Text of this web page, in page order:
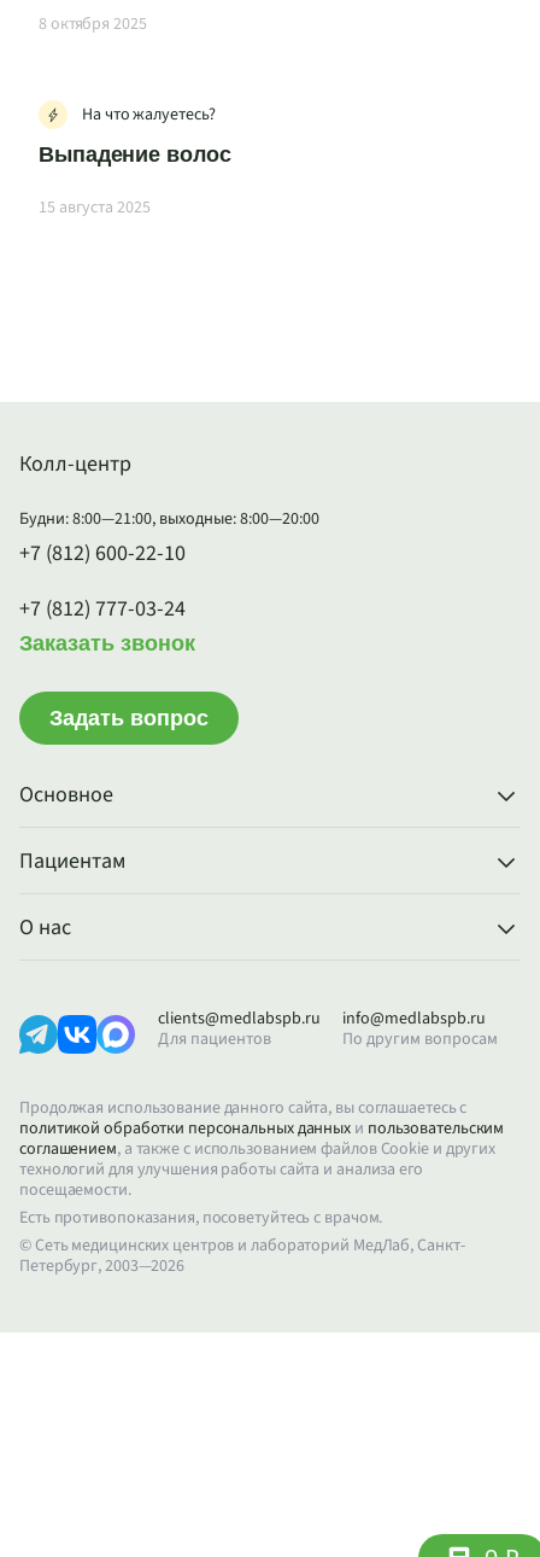
8 октября 2025
На что жалуетесь?
Выпадение волос
15 августа 2025
Основное
Пациентам
О нас
Колл-центр
Будни: 8:00—21:00, выходные: 8:00—20:00
+7 (812) 600-22-10
+7 (812) 777-03-24
Заказать звонок
Задать вопрос
Продолжая использование данного сайта, вы соглашаетесь с
политикой обработки персональных данных и пользовательским
соглашением, а также с использованием файлов Cookie и других
технологий для улучшения работы сайта и анализа его
посещаемости.
Есть противопоказания, посоветуйтесь с врачом.
© Сеть медицинских центров и лабораторий МедЛаб, Санкт-
Петербург, 2003—2026
clients@medlabspb.ru
Для пациентов
info@medlabspb.ru
По другим вопросам